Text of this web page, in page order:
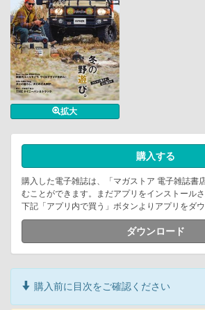
拡大
購入する
購入した電子雑誌は、「マガストア 電子雑誌書
むことができます。まだアプリをインストールさ
下記「アプリ内で買う」ボタンよりアプリをダウ
ダウンロード
購入前に目次をご確認ください